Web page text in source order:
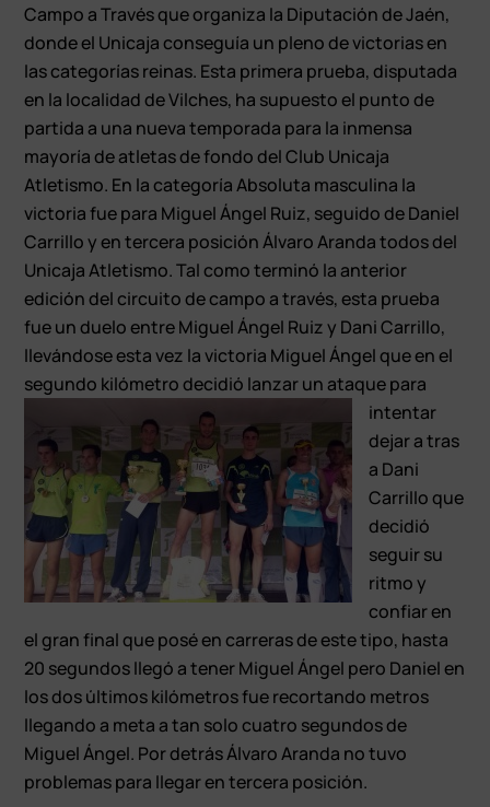
Campo a Través que organiza la Diputación de Jaén,
donde el Unicaja conseguía un pleno de victorias en
las categorías reinas. Esta primera prueba, disputada
en la localidad de Vilches, ha supuesto el punto de
partida a una nueva temporada para la inmensa
mayoría de atletas de fondo del Club Unicaja
Atletismo. En la categoría Absoluta masculina la
victoria fue para Miguel Ángel Ruiz, seguido de Daniel
Carrillo y en tercera posición Álvaro Aranda todos del
Unicaja Atletismo. Tal como terminó la anterior
edición del circuito de campo a través, esta prueba
fue un duelo entre Miguel Ángel Ruiz y Dani Carrillo,
llevándose esta vez la victoria Miguel Ángel que en el
segundo kilómetro decidió lanzar un ataque para
intentar
dejar a tras
a Dani
Carrillo que
decidió
seguir su
ritmo y
confiar en
el gran final que posé en carreras de este tipo, hasta
20 segundos llegó a tener Miguel Ángel pero Daniel en
los dos últimos kilómetros fue recortando metros
llegando a meta a tan solo cuatro segundos de
Miguel Ángel. Por detrás Álvaro Aranda no tuvo
problemas para llegar en tercera posición.